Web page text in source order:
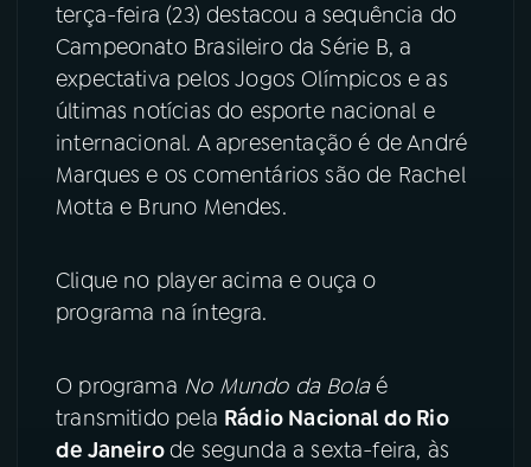
08FESTIVAL DE MÚSICA
ACOMPANHE A RÁDIO NACIONAL
YouTube Facebook
Instagram
TikTok
terça-feira (23) destacou a sequência do
Campeonato Brasileiro da Série B, a
expectativa pelos Jogos Olímpicos e as
últimas notícias do esporte nacional e
internacional. A apresentação é de André
Marques e os comentários são de Rachel
Motta e Bruno Mendes.
Clique no player acima e ouça o
programa na íntegra.
O programa No Mundo da Bolaé
transmitido pela Rádio Nacional do Rio
de Janeirode segunda a sexta-feira, às